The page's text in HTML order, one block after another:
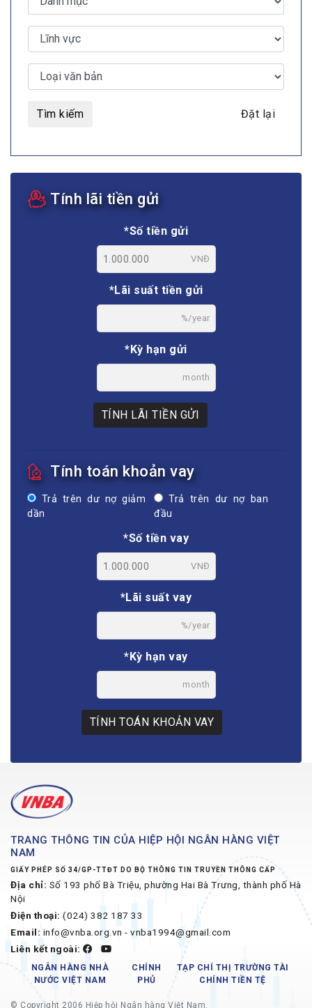
Tìm kiếm Đặt lại
Tính lãi tiền gửi
*Số tiền gửi
VNĐ
*Lãi suất tiền gửi
%/year
*Kỳ hạn gửi
month
TÍNH LÃI TIỀN GỬI
Tính toán khoản vay
Trả trên dư nợ giảm
dần
Trả trên dư nợ ban
đầu
*Số tiền vay
VNĐ
*Lãi suất vay
%/year
*Kỳ hạn vay
month
TÍNH TOÁN KHOẢN VAY
TRANG THÔNG TIN CỦA HIỆP HỘI NGÂN HÀNG VIỆT
NAM
GIẤY PHÉP SỐ 34/GP-TTĐT DO BỘ THÔNG TIN TRUYỀN THÔNG CẤP
Địa chỉ: Số 193 phố Bà Triệu, phường Hai Bà Trưng, thành phố Hà
Nội
Điện thoại: (024) 382 187 33
Email: info@vnba.org.vn - vnba1994@gmail.com
Liên kết ngoài:
NGÂN HÀNG NHÀ
NƯỚC VIỆT NAM
CHÍNH
PHỦ
TẠP CHÍ THỊ TRƯỜNG TÀI
CHÍNH TIỀN TỆ
© Copyright 2006 Hiệp hội Ngân hàng Việt Nam.